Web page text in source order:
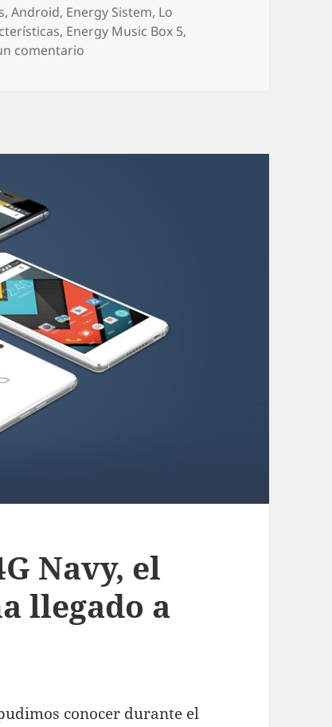
,Android, Energy Sistem, Lo
, Energy Music Box 5,
comentario
Navy, el
llegado a
conocer durante el